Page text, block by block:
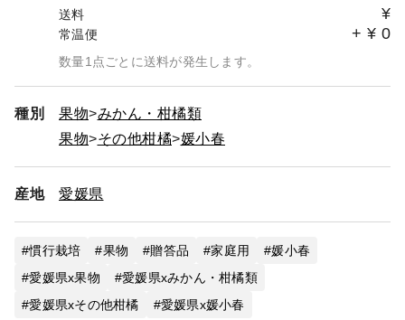
送料 ¥
常温便 + ¥ 0
数量1点ごとに送料が発生します。
種別 果物
みかん・柑橘類
果物
その他柑橘 媛小春
産地 愛媛県
慣行栽培 果物 贈答品 家庭用
媛小春
愛媛県x果物
愛媛県xみかん・柑橘類
愛媛県xその他柑橘
愛媛県x媛小春